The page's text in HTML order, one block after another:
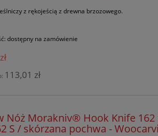
z rękojeścią z drewna brzozowego.
dostępny na zamówienie
113,01 zł
Nóż Morakniv® Hook Knife 162
S / skórzana pochwa -